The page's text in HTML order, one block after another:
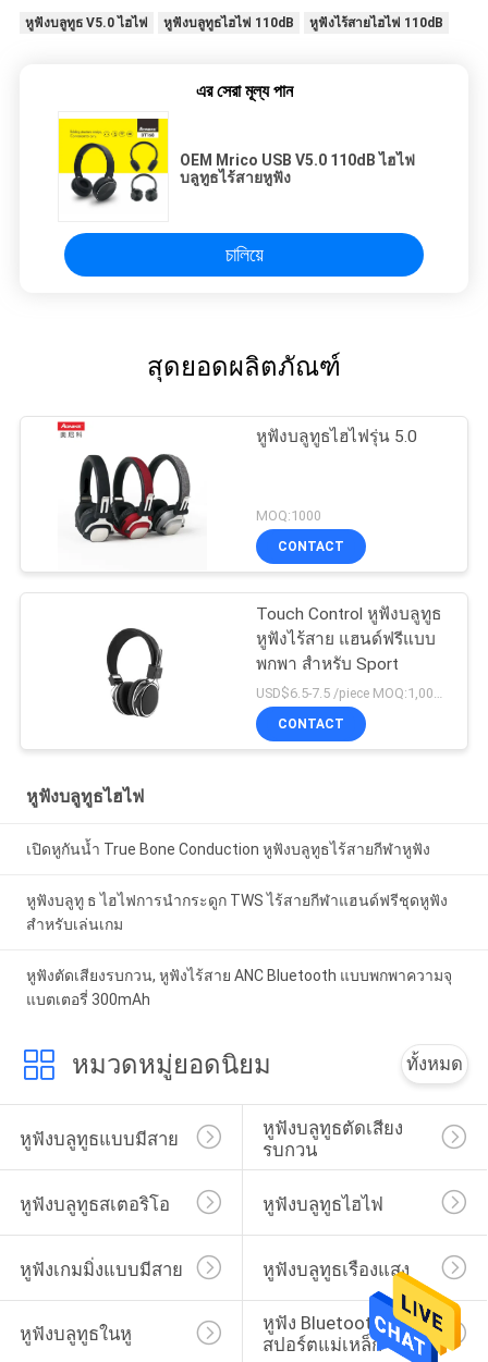
หูฟังบลูทูธ V5.0 ไฮไฟ หูฟังบลูทูธไฮไฟ 110dB หูฟังไร้สายไฮไฟ 110dB
এর সেরা মূল্য পান
OEM Mrico USB V5.0 110dB ไฮไฟ
บลูทูธไร้สายหูฟัง
চালিয়ে
สุดยอดผลิตภัณฑ์
หูฟังบลูทูธไฮไฟรุ่น 5.0
MOQ:1000
CONTACT
Touch Control หูฟังบลูทูธ
หูฟังไร้สาย แฮนด์ฟรีแบบ
พกพา สำหรับ Sport
USD$6.5-7.5 /piece MOQ:1,000 ชิ้นต่อรายการ
CONTACT
หูฟังบลูทูธไฮไฟ
เปิดหูกันน้ำ True Bone Conduction หูฟังบลูทูธไร้สายกีฬาหูฟัง
หูฟังบลูทู ธ ไฮไฟการนำกระดูก TWS ไร้สายกีฬาแฮนด์ฟรีชุดหูฟัง
สำหรับเล่นเกม
หูฟังตัดเสียงรบกวน, หูฟังไร้สาย ANC Bluetooth แบบพกพาความจุ
แบตเตอรี่ 300mAh
หมวดหมู่ยอดนิยม ทั้งหมด
หูฟังบลูทูธแบบมีสาย
หูฟังบลูทูธตัดเสียง
รบกวน
หูฟังบลูทูธสเตอริโอ หูฟังบลูทูธไฮไฟ
หูฟังเกมมิ่งแบบมีสาย หูฟังบลูทูธเรืองแสง
หูฟังบลูทูธในหู
หูฟัง Bluetooth แบบ
สปอร์ตแม่เหล็ก